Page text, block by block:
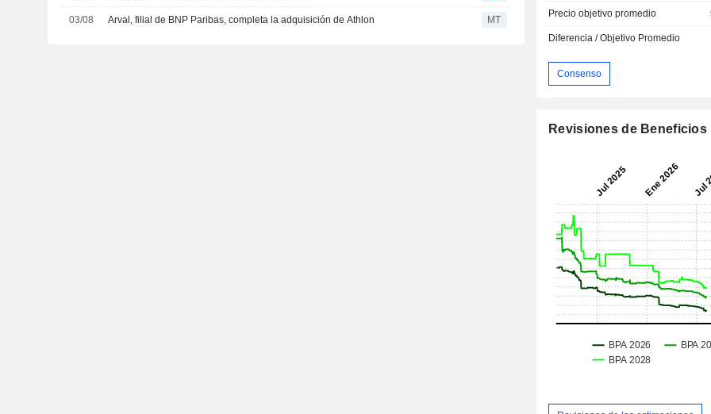
03/08 Arval, filial de BNP Paribas, completa la adquisición de Athlon MT
Precio objetivo promedio
Diferencia / Objetivo Promedio
Consenso
Revisiones de Beneficios